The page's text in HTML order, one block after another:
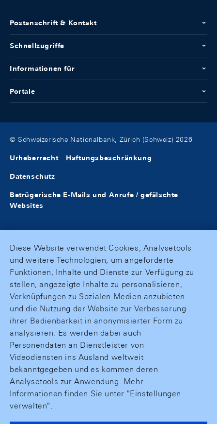
Postanschrift & Kontakt
Schnellzugriffe
Informationen für
Portale
© Schweizerische Nationalbank, Zürich (Schweiz) 2026
Urheberrecht Haftungsbeschränkung
Datenschutz
Betrügerische E-Mails und Anrufe / gefälschte
Websites
Diese Website verwendet Cookies, Analysetools
und weitere Technologien, um angeforderte
Funktionen, Inhalte und Dienste zur Verfügung zu
stellen, angezeigte Inhalte zu personalisieren,
Verknüpfungen zu Sozialen Medien anzubieten
und die Nutzung der Website zur Verbesserung
ihrer Bedienbarkeit in anonymisierter Form zu
analysieren. Es werden dabei auch
Personendaten an Dienstleister von
Videodiensten ins Ausland weltweit
bekanntgegeben und es kommen deren
Analysetools zur Anwendung. Mehr
Informationen finden Sie unter "Einstellungen
verwalten".